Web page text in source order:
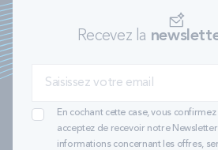
Recevez la
En cochant cette case, vous
acceptez de recevoir notre
informations concernant les offres,